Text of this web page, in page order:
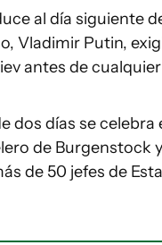
al día siguiente
Vladimir Putin,
antes de
dos días se celebra
de Burgenstock
de 50 jefes de